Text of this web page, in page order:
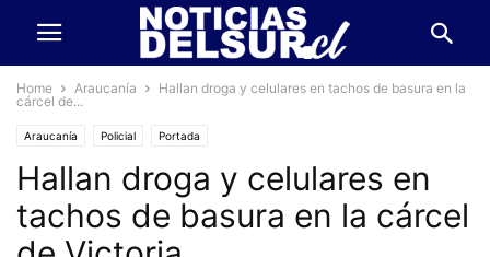
Home Araucanía
Hallan droga y celulares en tachos de basura en la
cárcel de...
Araucanía Policial Portada
Hallan droga y celulares en
tachos de basura en la cárcel